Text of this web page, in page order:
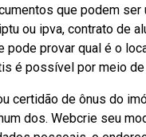
que podem
ou ipva, contrato de
pode provar qual é o
é possível por meio
certidão de ônus do
dos. Webcrie seu